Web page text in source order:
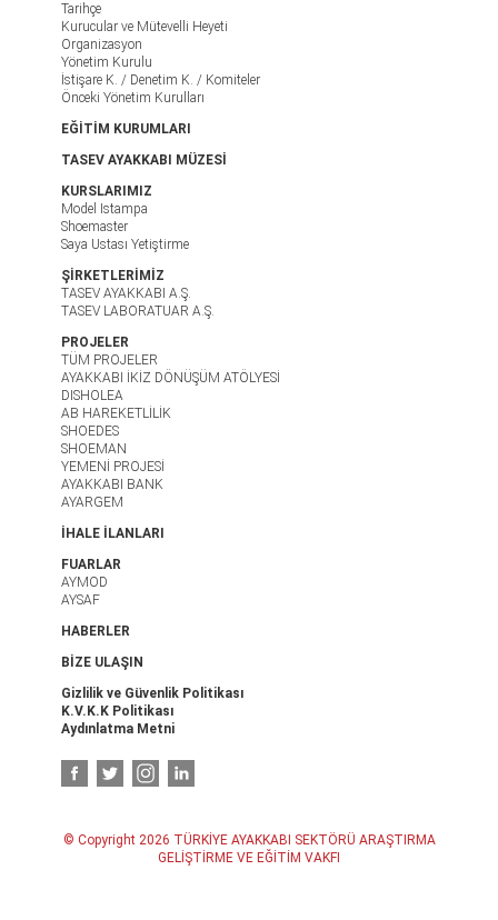
Tarihçe
Kurucular ve Mütevelli Heyeti
Organizasyon
Yönetim Kurulu
İstişare K. / Denetim K. / Komiteler
Önceki Yönetim Kurulları
EĞİTİM KURUMLARI
TASEV AYAKKABI MÜZESİ
KURSLARIMIZ
Model Istampa
Shoemaster
Saya Ustası Yetiştirme
ŞİRKETLERİMİZ
TASEV AYAKKABI A.Ş.
TASEV LABORATUAR A.Ş.
PROJELER
TÜM PROJELER
AYAKKABI İKİZ DÖNÜŞÜM ATÖLYESİ
DISHOLEA
AB HAREKETLİLİK
SHOEDES
SHOEMAN
YEMENİ PROJESİ
AYAKKABI BANK
AYARGEM
İHALE İLANLARI
FUARLAR
AYMOD
AYSAF
HABERLER
BİZE ULAŞIN
Gizlilik ve Güvenlik Politikası
K.V.K.K Politikası
Aydınlatma Metni
© Copyright 2026 TÜRKİYE AYAKKABI SEKTÖRÜ ARAŞTIRMA
GELİŞTİRME VE EĞİTİM VAKFI